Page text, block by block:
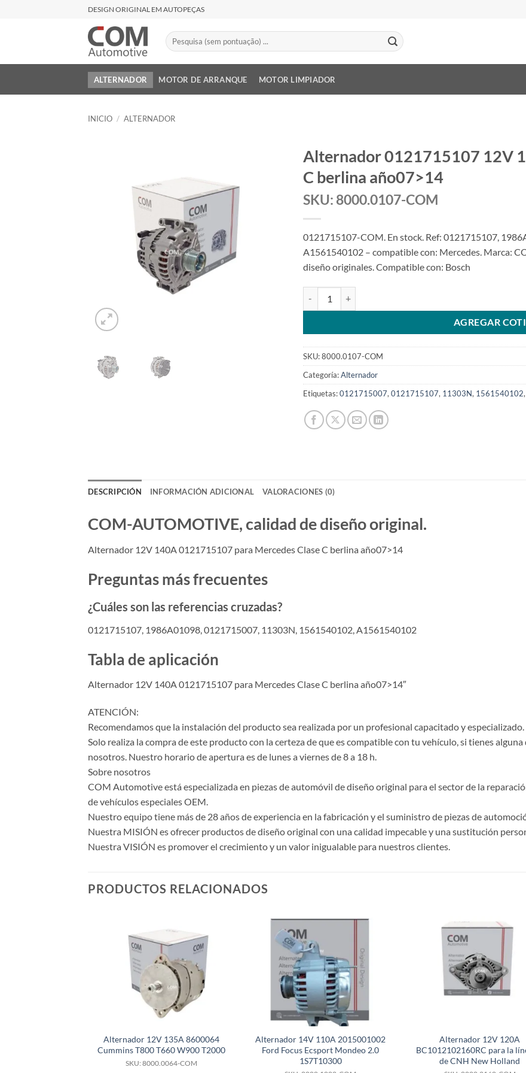
DESIGN ORIGINAL EM AUTOPEÇAS
Buscar
por:
ALTERNADOR MOTOR DE ARRANQUE MOTOR LIMPIADOR
INICIO / ALTERNADOR
Alternador 0121715107 12V
C berlina año07>14
SKU: 8000.0107-COM
0121715107-COM. En stock. Ref: 0121715107,
A1561540102 – compatible con: Mercedes. Marca:
diseño originales. Compatible con: Bosch
AGREGAR
SKU:8000.0107-COM
Categoría:Alternador
Etiquetas:0121715007, 0121715107, 11303N, 1561540102,
DESCRIPCIÓN INFORMACIÓN ADICIONAL VALORACIONES (0)
COM-AUTOMOTIVE, calidad de diseño original.
Alternador 12V 140A 0121715107 para Mercedes Clase C berlina año07>14
Preguntas más frecuentes
¿Cuáles son las referencias cruzadas?
0121715107, 1986A01098, 0121715007, 11303N, 1561540102, A1561540102
Tabla de aplicación
Alternador 12V 140A 0121715107 para Mercedes Clase C berlina año07>14″
ATENCIÓN:
Recomendamos que la instalación del producto sea realizada por un profesional capacitado y especializado.
Solo realiza la compra de este producto con la certeza de que es compatible con tu vehículo, si tienes
nosotros. Nuestro horario de apertura es de lunes a viernes de 8 a 18 h.
Sobre nosotros
COM Automotive está especializada en piezas de automóvil de diseño original para el sector de la
de vehículos especiales OEM.
Nuestro equipo tiene más de 28 años de experiencia en la fabricación y el suministro de piezas de
Nuestra MISIÓN es ofrecer productos de diseño original con una calidad impecable y una sustitución
Nuestra VISIÓN es promover el crecimiento y un valor inigualable para nuestros clientes.
PRODUCTOS RELACIONADOS
Alternador 12V 135A 8600064
Cummins T800 T660 W900 T2000
SKU: 8000.0064-COM
Alternador 14V 110A 2015001002
Ford Focus Ecsport Mondeo 2.0
1S7T10300
Alternador 12V 120A
BC1012102160RC para la
de CNH New Holland